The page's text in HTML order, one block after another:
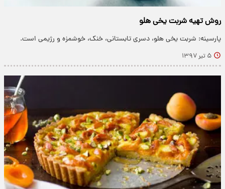
روش تهیه شربت یخی هلو
پارسینه: شربت یخی هلو، دسرى تابستانى، خنک، خوشمزه و رژیمى است.
۵ تیر ۱۳۹۷